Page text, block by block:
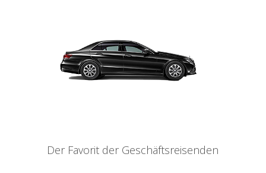
Der Favorit der Geschäftsreisenden